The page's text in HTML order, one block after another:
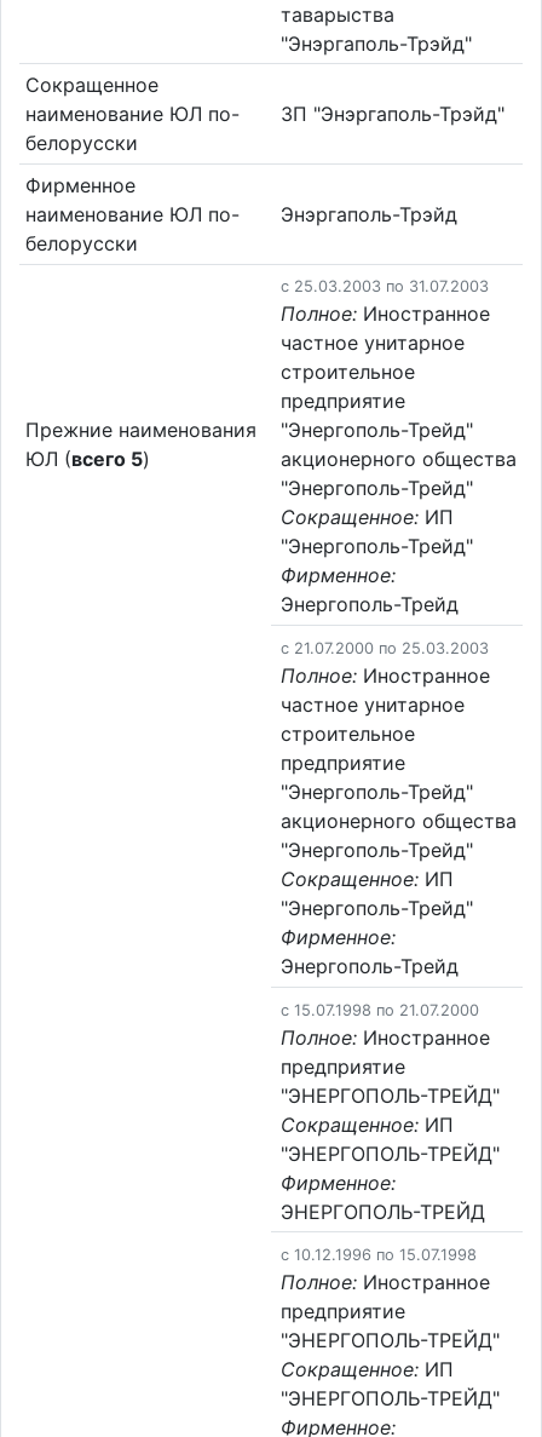
таварыства
"Энэргаполь-Трэйд"
Сокращенное
наименование ЮЛ по-
белорусски
ЗП "Энэргаполь-Трэйд"
Фирменное
наименование ЮЛ по-
белорусски
Энэргаполь-Трэйд
Прежние наименования
ЮЛ (всего 5)
c 25.03.2003 по 31.07.2003
Полное: Иностранное
частное унитарное
строительное
предприятие
"Энергополь-Трейд"
акционерного общества
"Энергополь-Трейд"
Сокращенное: ИП
"Энергополь-Трейд"
Фирменное:
Энергополь-Трейд
c 21.07.2000 по 25.03.2003
Полное: Иностранное
частное унитарное
строительное
предприятие
"Энергополь-Трейд"
акционерного общества
"Энергополь-Трейд"
Сокращенное: ИП
"Энергополь-Трейд"
Фирменное:
Энергополь-Трейд
c 15.07.1998 по 21.07.2000
Полное: Иностранное
предприятие
"ЭНЕРГОПОЛЬ-ТРЕЙД"
Сокращенное: ИП
"ЭНЕРГОПОЛЬ-ТРЕЙД"
Фирменное:
ЭНЕРГОПОЛЬ-ТРЕЙД
c 10.12.1996 по 15.07.1998
Полное: Иностранное
предприятие
"ЭНЕРГОПОЛЬ-ТРЕЙД"
Сокращенное: ИП
"ЭНЕРГОПОЛЬ-ТРЕЙД"
Фирменное: